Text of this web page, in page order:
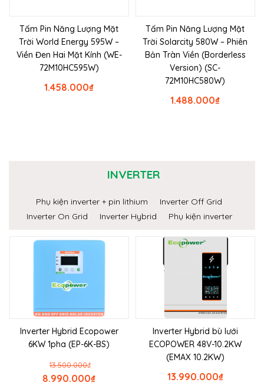
Tấm Pin Năng Lượng Mặt
Trời World Energy 595W –
Viền Đen Hai Mặt Kính (WE-
72M10HC595W)
₫
1.458.000
Tấm Pin Năng Lượng Mặt
Trời Solarcity 580W – Phiên
Bản Tràn Viền (Borderless
Version) (SC-
72M10HC580W)
₫
1.488.000
INVERTER
Phụ kiện inverter + pin lithium
Inverter Off Grid
Inverter On Grid
Inverter Hybrid Phụ kiện inverter
Inverter Hybrid Ecopower
6KW 1pha (EP-6K-BS)
₫
13.500.000
₫
8.990.000
Inverter Hybrid bù lưới
ECOPOWER 48V-10.2KW
(EMAX 10.2KW)
₫
13.990.000